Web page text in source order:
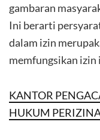
gambaran
Ini berarti
dalam izin
memfungsikan izin
KANTOR
HUKUM